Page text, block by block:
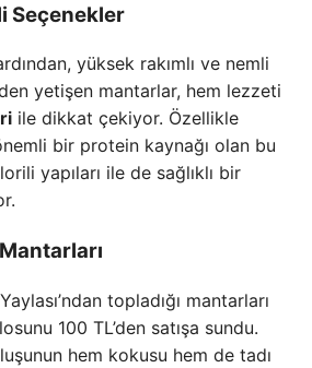
Seçenekler
yüksek rakımlı ve nemli
yetişen mantarlar, hem lezzeti
ile dikkat çekiyor. Özellikle
bir protein kaynağı olan bu
yapıları ile de sağlıklı bir
topladığı mantarları
100 TL’den satışa sundu.
hem kokusu hem de tadı